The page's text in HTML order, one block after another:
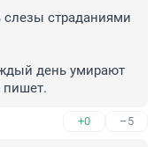
слезы страданиями
день умирают
пишет.
+0 –5